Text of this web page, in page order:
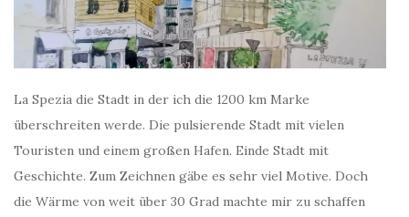
La Spezia die Stadt in der ich die 1200 km Marke
überschreiten werde. Die pulsierende Stadt mit vielen
Touristen und einem großen Hafen. Einde Stadt mit
Geschichte. Zum Zeichnen gäbe es sehr viel Motive. Doch
die Wärme von weit über 30 Grad machte mir zu schaffen